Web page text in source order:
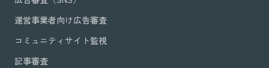
運営事業者向け広告審査
コミュニティサイト監視
記事審査